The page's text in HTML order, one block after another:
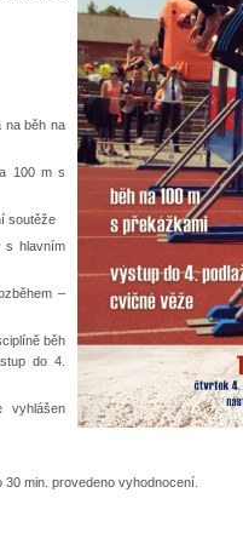
na běh na
100 m s
soutěže
s hlavním
–
běh
do 4.
vyhlášen
min. provedeno vyhodnocení.